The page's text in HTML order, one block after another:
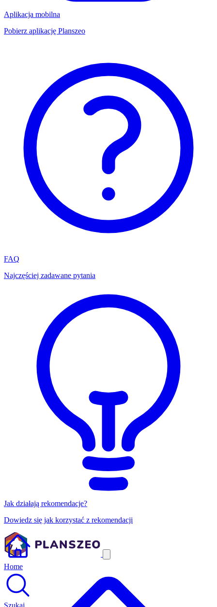
Aplikacja mobilna
Pobierz aplikację Planszeo
FAQ
Najczęściej zadawane pytania
Jak działają rekomendacje?
Dowiedz się jak korzystać z rekomendacji
Home
Szukaj